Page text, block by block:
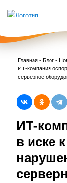
Главная-Блог-
ИТ-компания
серверное
ИТ-
в иске